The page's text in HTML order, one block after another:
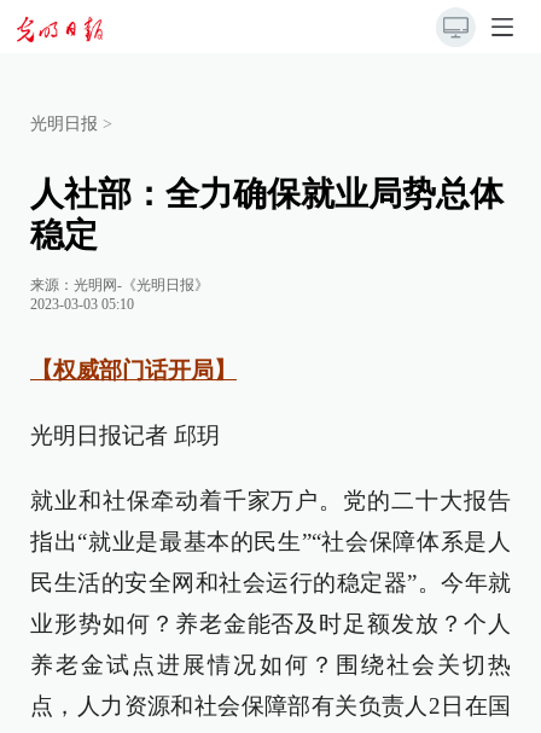
光明日报 >
人社部：全力确保就业局势总体
稳定
来源： 光明网-《光明日报》
2023-03-03 05:10
【权威部门话开局】
光明日报记者 邱玥
就业和社保牵动着千家万户。党的二十大报告
指出“就业是最基本的民生”“社会保障体系是人
民生活的安全网和社会运行的稳定器”。今年就
业形势如何？养老金能否及时足额发放？个人
养老金试点进展情况如何？围绕社会关切热
点，人力资源和社会保障部有关负责人2日在国